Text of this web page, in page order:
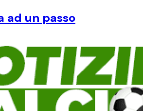
ad un passo